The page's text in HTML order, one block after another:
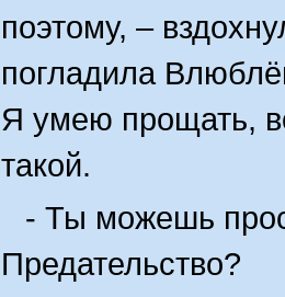
поэтому, –
погладила
Я умею прощать,
такой.
- Ты можешь
Предательство?